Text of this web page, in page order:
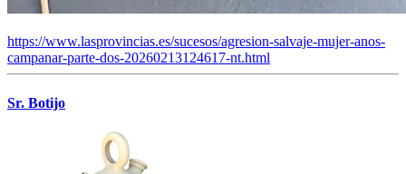
https://www.lasprovincias.es/sucesos/agresion-salvaje-mujer-anos-
campanar-parte-dos-20260213124617-nt.html
Sr. Botijo